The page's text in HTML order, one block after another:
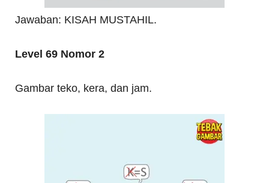
Jawaban: KISAH MUSTAHIL.
Level 69 Nomor 2
Gambar teko, kera, dan jam.